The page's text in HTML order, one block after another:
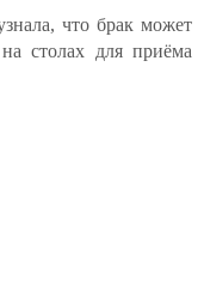
что брак может
столах для приёма